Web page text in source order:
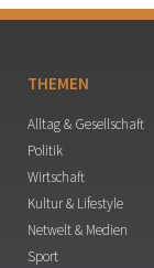
THEMEN
Alltag & Gesellschaft
Politik
Wirtschaft
Kultur & Lifestyle
Netwelt & Medien
Sport